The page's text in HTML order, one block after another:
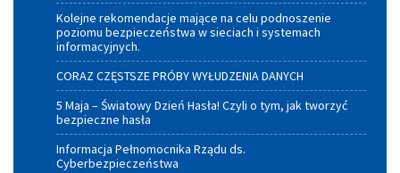
Kolejne rekomendacje mające na celu podnoszenie
poziomu bezpieczeństwa w sieciach i systemach
informacyjnych.
CORAZ CZĘSTSZE PRÓBY WYŁUDZENIA DANYCH
5 Maja – Światowy Dzień Hasła! Czyli o tym, jak tworzyć
bezpieczne hasła
Informacja Pełnomocnika Rządu ds.
Cyberbezpieczeństwa